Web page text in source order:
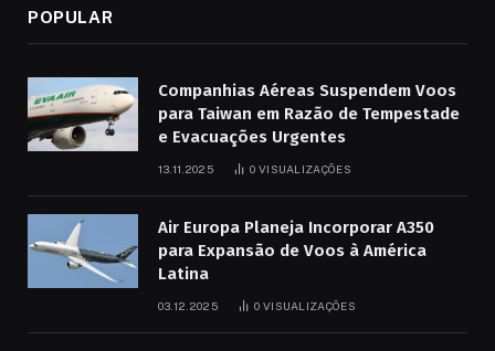
POPULAR
Companhias Aéreas Suspendem Voos
para Taiwan em Razão de Tempestade
e Evacuações Urgentes
13.11.2025 0 VISUALIZAÇÕES
Air Europa Planeja Incorporar A350
para Expansão de Voos à América
Latina
03.12.2025 0 VISUALIZAÇÕES